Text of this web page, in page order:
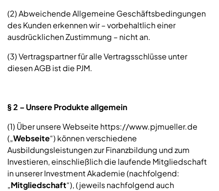
(2) Abweichende Allgemeine Geschäftsbedingungen
des Kunden erkennen wir – vorbehaltlich einer
ausdrücklichen Zustimmung – nicht an.
(3) Vertragspartner für alle Vertragsschlüsse unter
diesen AGB ist die PJM.
§ 2 – Unsere Produkte allgemein
(1) Über unsere Webseite https://www.pjmueller.de
(„Webseite“) können verschiedene
Ausbildungsleistungen zur Finanzbildung und zum
Investieren, einschließlich die laufende Mitgliedschaft
in unserer Investment Akademie (nachfolgend:
„Mitgliedschaft“), (jeweils nachfolgend auch